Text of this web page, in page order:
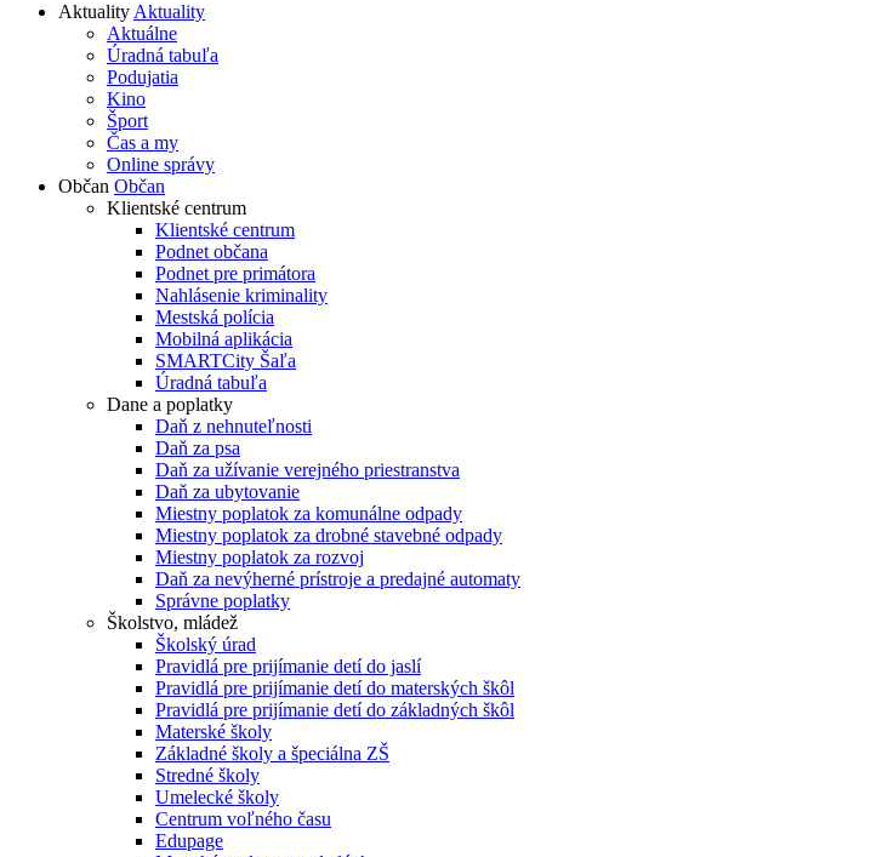
AktualityAktuality
Aktuálne
Úradná tabuľa
Podujatia
Kino
Šport
Čas a my
Online správy
Občan Občan
Klientské centrum
Klientské centrum
Podnet občana
Podnet pre primátora
Nahlásenie kriminality
Mestská polícia
Mobilná aplikácia
SMARTCity Šaľa
Úradná tabuľa
Dane a poplatky
Daň z nehnuteľnosti
Daň za psa
Daň za užívanie verejného priestranstva
Daň za ubytovanie
Miestny poplatok za komunálne odpady
Miestny poplatok za drobné stavebné odpady
Miestny poplatok za rozvoj
Daň za nevýherné prístroje a predajné automaty
Správne poplatky
Školstvo, mládež
Školský úrad
Pravidlá pre prijímanie detí do jaslí
Pravidlá pre prijímanie detí do materských škôl
Pravidlá pre prijímanie detí do základných škôl
Materské školy
Základné školy a špeciálna ZŠ
Stredné školy
Umelecké školy
Centrum voľného času
Edupage